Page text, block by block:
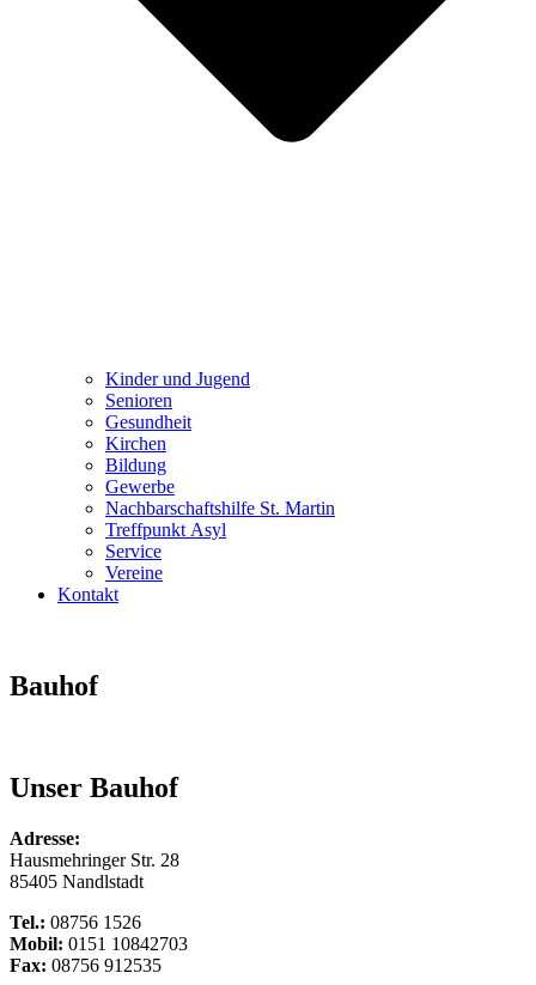
Kinder und Jugend
Senioren
Gesundheit
Kirchen
Bildung
Gewerbe
Nachbarschaftshilfe St. Martin
Treffpunkt Asyl
Service
Vereine
Kontakt
Bauhof
Unser Bauhof
Adresse:
Hausmehringer Str. 28
85405 Nandlstadt
Tel.: 08756 1526
Mobil: 0151 10842703
Fax: 08756 912535